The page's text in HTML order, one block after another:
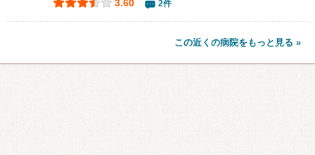
3.60 2件
この近くの病院をもっと見る »